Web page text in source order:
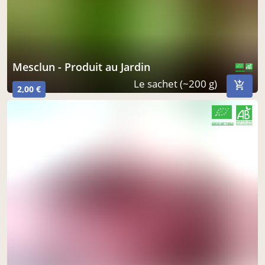
mesclun - Produit au Jardin
2,00 € Le sachet (~200 g)
CERTIFIÉ PAR FR-BIO-10
AGRICULTURE FRANCE